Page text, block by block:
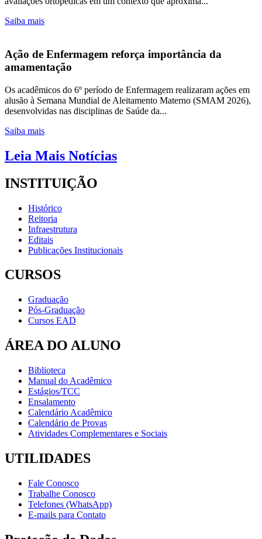
Saiba mais
Ação de Enfermagem reforça importância da
amamentação
Os acadêmicos do 6º período de Enfermagem realizaram ações em
alusão à Semana Mundial de Aleitamento Materno (SMAM 2026),
desenvolvidas nas disciplinas de Saúde da...
Saiba mais
Leia Mais Notícias
INSTITUIÇÃO
Histórico
Reitoria
Infraestrutura
Editais
Publicações Institucionais
CURSOS
Graduação
Pós-Graduação
Cursos EAD
ÁREA DO ALUNO
Biblioteca
Manual do Acadêmico
Estágios/TCC
Ensalamento
Calendário Acadêmico
Calendário de Provas
Atividades Complementares e Sociais
UTILIDADES
Fale Conosco
Trabalhe Conosco
Telefones (WhatsApp)
E-mails para Contato